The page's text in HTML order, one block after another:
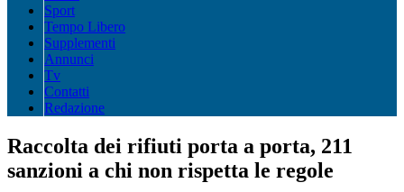
Sport
Tempo Libero
Supplementi
Annunci
Tv
Contatti
Redazione
Raccolta dei rifiuti porta a porta, 211
sanzioni a chi non rispetta le regole